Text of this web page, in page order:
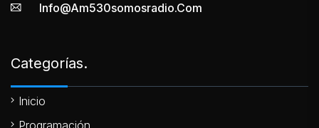
Info@am530somosradio.com
Categorías.
Inicio
Programación